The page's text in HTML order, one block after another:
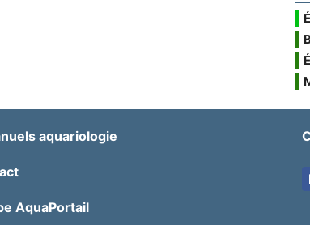
aquariologie
AquaPortail